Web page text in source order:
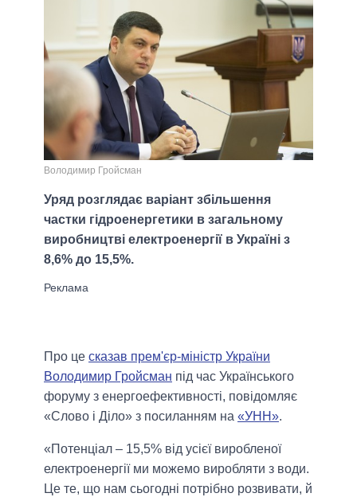
Володимир Гройсман
Уряд розглядає варіант збільшення
частки гідроенергетики в загальному
виробництві електроенергії в Україні з
8,6% до 15,5%.
Про це сказав прем'єр-міністр України
Володимир Гройсман під час Українського
форуму з енергоефективності, повідомляє
«Слово і Діло» з посиланням на «УНН».
«Потенціал – 15,5% від усієї виробленої
електроенергії ми можемо виробляти з води.
Це те, що нам сьогодні потрібно розвивати, й